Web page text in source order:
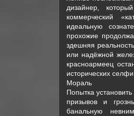
дизайнер,
коммерческий
идеальную
прохожие
здешняя
или надёжной
красноармеец
исторических
Мораль
Попытка
призывов и
банальную